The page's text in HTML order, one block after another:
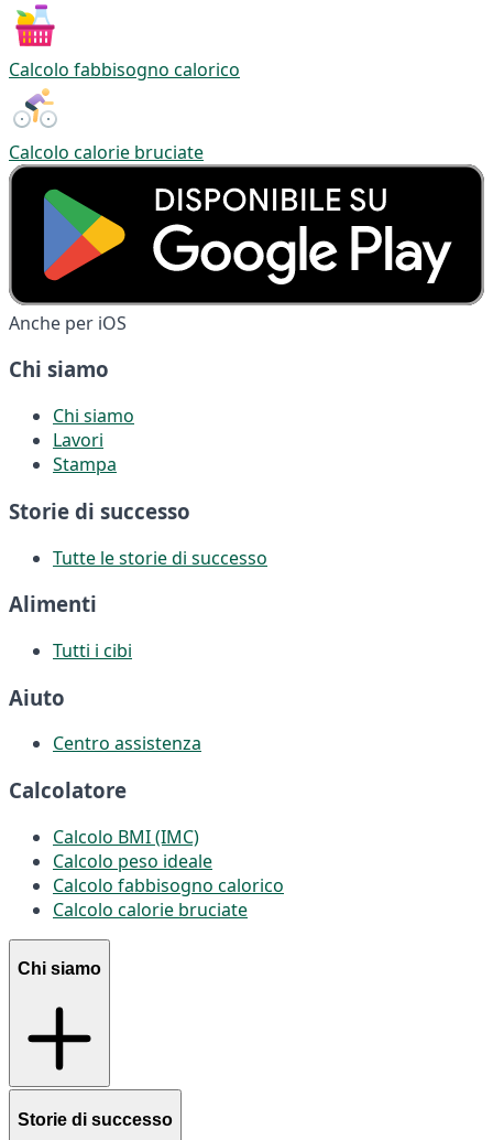
Calcolo fabbisogno calorico
Calcolo calorie bruciate
Anche per iOS
Chi siamo
Chi siamo
Lavori
Stampa
Storie di successo
Tutte le storie di successo
Alimenti
Tutti i cibi
Aiuto
Centro assistenza
Calcolatore
Calcolo BMI (IMC)
Calcolo peso ideale
Calcolo fabbisogno calorico
Calcolo calorie bruciate
Chi siamo
Storie di successo